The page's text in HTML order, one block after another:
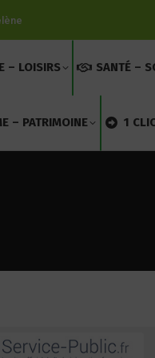
– LOISIRS SANTÉ –
– PATRIMOINE 1